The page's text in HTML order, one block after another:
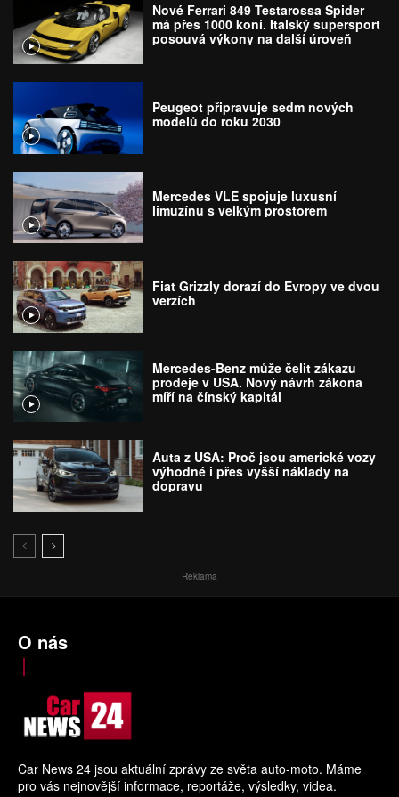
Nové Ferrari 849 Testarossa Spider
má přes 1000 koní. Italský supersport
posouvá výkony na další úroveň
Peugeot připravuje sedm nových
modelů do roku 2030
Mercedes VLE spojuje luxusní
limuzínu s velkým prostorem
Fiat Grizzly dorazí do Evropy ve dvou
verzích
Mercedes-Benz může čelit zákazu
prodeje v USA. Nový návrh zákona
míří na čínský kapitál
Auta z USA: Proč jsou americké vozy
výhodné i přes vyšší náklady na
dopravu
Reklama
O nás
Car News 24 jsou aktuální zprávy ze světa auto-moto. Máme
pro vás nejnovější informace, reportáže, výsledky, videa.